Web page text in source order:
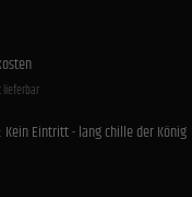
lieferbar
Kein Eintritt - lang chille der König